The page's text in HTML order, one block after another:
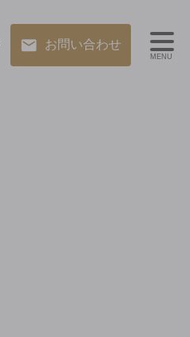
お問い合わせ
MENU